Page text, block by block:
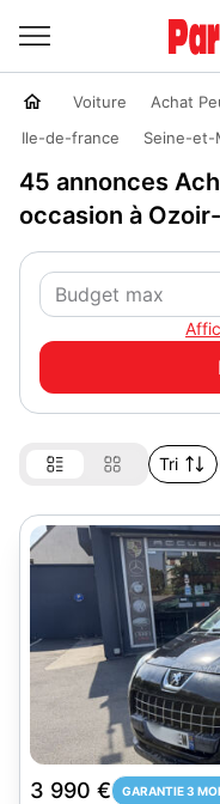
Voiture Achat
Ile-de-france
Seine-et-
45 annonces
occasion à
Tri
3 990 € GARANTIE 3